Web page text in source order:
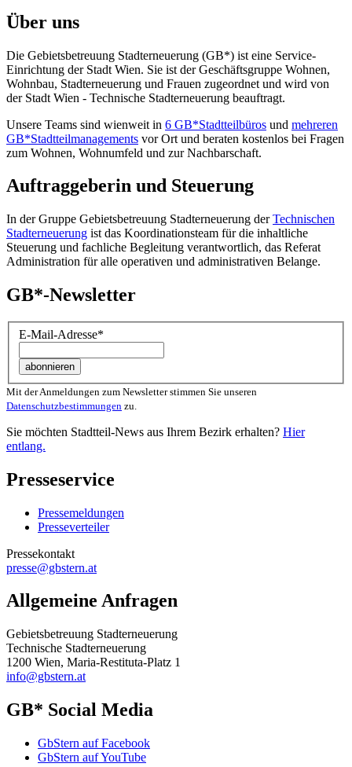
Über uns
Die Gebietsbetreuung Stadterneuerung (GB*) ist eine Service-
Einrichtung der Stadt Wien. Sie ist der Geschäfts­gruppe Wohnen,
Wohnbau, Stadt­erneuerung und Frauen zugeordnet und wird von
der Stadt Wien - Technische Stadterneuerung beauftragt.
Unsere Teams sind wienweit in 6 GB*Stadtteilbüros und mehreren
GB*Stadtteilmanagements vor Ort und beraten kostenlos bei Fragen
zum Wohnen, Wohnumfeld und zur Nachbarschaft.
Auftraggeberin und Steuerung
In der Gruppe Gebietsbetreuung Stadterneuerung derTechnischen
Stadterneuerung ist das Koordinationsteam für die inhaltliche
Steuerung und fachliche Begleitung verantwortlich, das Referat
Administration für alle operativen und administrativen Belange.
GB*-Newsletter
E-Mail-Adresse*
Mit der Anmeldungen zum Newsletter stimmen Sie unseren
Datenschutzbestimmungen zu.
Sie möchten Stadtteil-News aus Ihrem Bezirk erhalten? Hier
entlang.
Presseservice
Pressemeldungen
Presseverteiler
Pressekontakt
presse@gbstern.at
Allgemeine Anfragen
Gebietsbetreuung Stadterneuerung
Technische Stadterneuerung
1200 Wien, Maria-Restituta-Platz 1
info@gbstern.at
GB* Social Media
GbStern auf Facebook
GbStern auf YouTube